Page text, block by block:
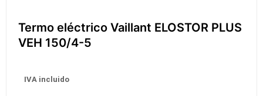
Termo eléctrico Vaillant ELOSTOR PLUS
VEH 150/4-5
IVA incluido